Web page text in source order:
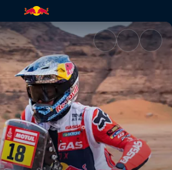
Es geht hart zur